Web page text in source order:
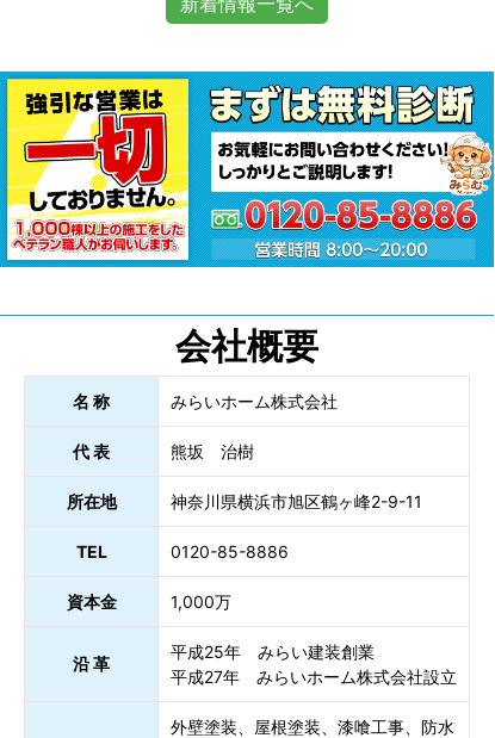
会社概要
名 称 みらいホーム株式会社
代 表 熊坂 治樹
所在地 神奈川県横浜市旭区鶴ヶ峰2-9-11
TEL 0120-85-8886
資本金 1,000万
沿 革
平成25年 みらい建装創業
平成27年 みらいホーム株式会社設立
外壁塗装、屋根塗装、漆喰工事、防水